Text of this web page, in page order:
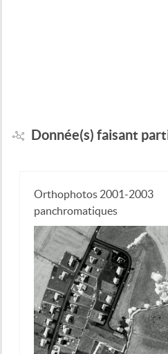
Donnée(s) faisant
Orthophotos 2001-2003
panchromatiques